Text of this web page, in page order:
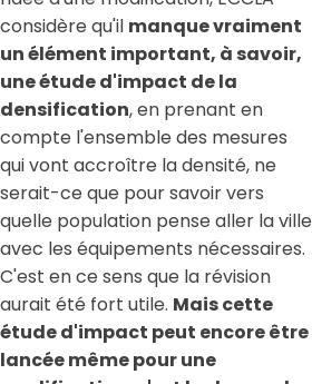
considère qu'il manque vraiment
un élément important, à savoir,
une étude d'impact de la
densification, en prenant en
compte l'ensemble des mesures
qui vont accroître la densité, ne
serait-ce que pour savoir vers
quelle population pense aller la ville
avec les équipements nécessaires.
C'est en ce sens que la révision
aurait été fort utile. Mais cette
étude d'impact peut encore être
lancée même pour une